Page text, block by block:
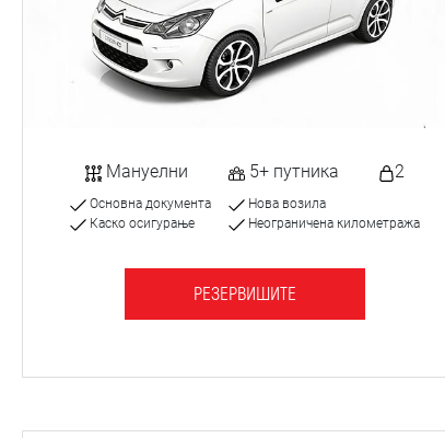
Мануелни 5+ путника 2
Основна документа
Каско осигурање
Нова возила
Неограничена километража
РЕЗЕРВИШИТЕ